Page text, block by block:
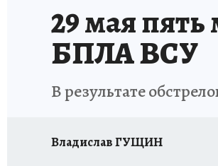
ГИД ПОТРЕБИТЕЛЯ
29 мая
БПЛА ВСУ
В результате
Владислав ГУЩИН